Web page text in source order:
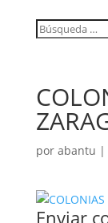
por abantu |
Enviar